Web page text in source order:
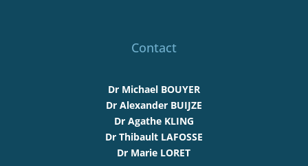
Contact
Dr Michael BOUYER
Dr Alexander BUIJZE
Dr Agathe KLING
Dr Thibault LAFOSSE
Dr Marie LORET